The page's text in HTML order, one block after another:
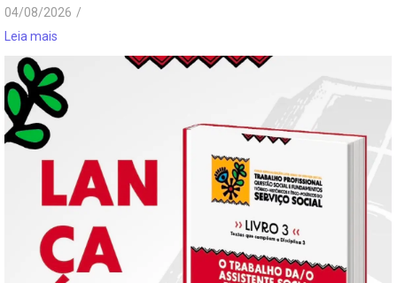
04/08/2026 /
Leia mais